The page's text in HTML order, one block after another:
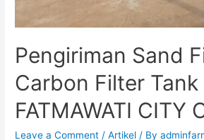
Pengiriman Sand
Carbon Filter
FATMAWATI CITY
Leave a Comment /Artikel / By